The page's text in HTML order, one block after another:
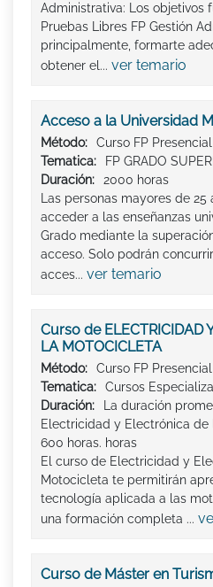
Administrativa: Los objetivos
Pruebas Libres FP Gestión
principalmente, formarte
obtener el... ver temario
Acceso a la Universidad
Método:
Curso FP Presencial
Tematica:
FP GRADO
Duración:
2000 horas
Las personas mayores de
acceder a las enseñanzas
Grado mediante la
acceso. Solo podrán
acces... ver temario
Curso de ELECTRICIDAD
LA MOTOCICLETA
Método:
Curso FP Presencial
Tematica:
Cursos
Duración:
La duración
Electricidad y Electrónica
600 horas. horas
El curso de Electricidad y
Motocicleta te permitirán
tecnología aplicada a las
una formación completa ...
Curso de Máster en